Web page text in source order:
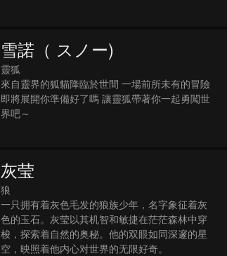
雪諾（ スノー)
靈狐
來自靈界的狐貓降臨於世間 一場前所未有的冒險
即將展開你準備好了嗎 讓靈狐帶著你一起勇闖世
界吧～
灰莹
狼
一只拥有着灰色毛发的狼族少年，名字象征着灰
色的玉石。灰莹以其机智和敏捷在茫茫森林中穿
梭，探索着自然的奥秘。他的双眼如同深邃的星
空，映照着他内心对世界的无限好奇。